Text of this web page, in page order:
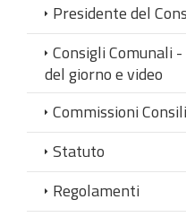
Presidente del
Consigli Comunali
del giorno e video
Commissioni
Statuto
Regolamenti